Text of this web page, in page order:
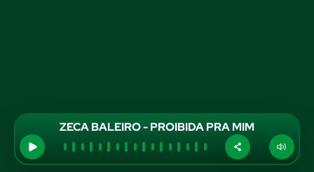
ZECA BALEIRO - PROIBIDA PRA MIM